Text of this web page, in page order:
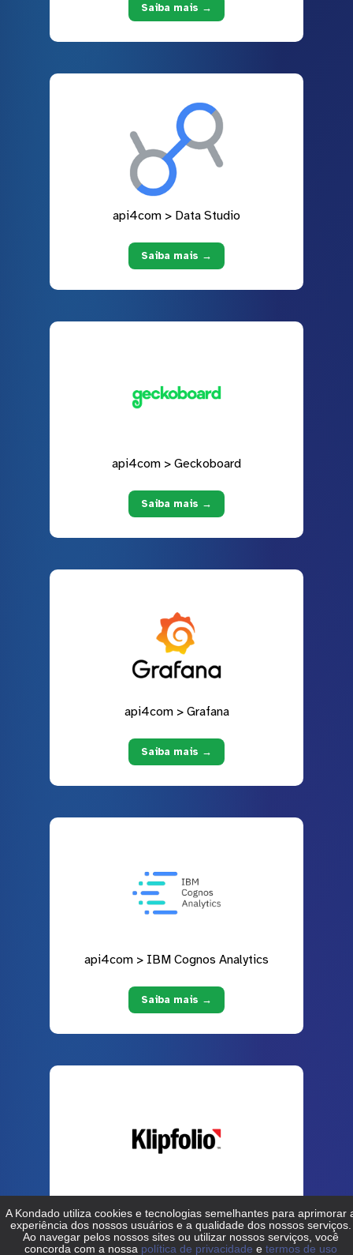
Saiba mais →
api4com > Data Studio
Saiba mais →
api4com > Geckoboard
Saiba mais →
api4com > Grafana
Saiba mais →
api4com > IBM Cognos Analytics
Saiba mais →
api4com > Klipfolio
Saiba mais →